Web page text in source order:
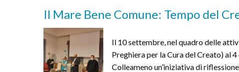
Il Mare Bene Comune: Tempo del
Il 10 settembre, nel quadro delle
Preghiera per la Cura del Creato) al
Colleameno un’iniziativa di